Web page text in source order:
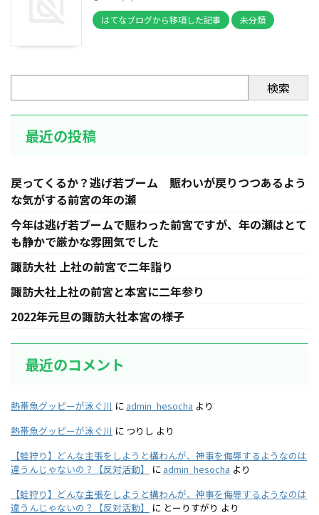
はてなブログから移項した記事 未分類
検索
最近の投稿
戻ってくるか？逃げ若ブーム 賑わいが戻りつつあるよう
な気がする前宮の年の瀬
今年は逃げ若ブームで賑わった前宮ですが、年の瀬はとて
も静かで厳かな雰囲気でした
諏訪大社 上社の前宮で二年詣り
諏訪大社上社の前宮と本宮に二年参り
2022年元旦の諏訪大社本宮の様子
最近のコメント
熱帯魚グッピーが泳ぐ川 に admin_hesocha より
熱帯魚グッピーが泳ぐ川 に つりし より
【蛙狩り】どんな主張をしようと構わんが、神事を侮辱するようなのは
違うんじゃないの？【反対活動】
に admin_hesocha より
【蛙狩り】どんな主張をしようと構わんが、神事を侮辱するようなのは
違うんじゃないの？【反対活動】
に とーりすがり より